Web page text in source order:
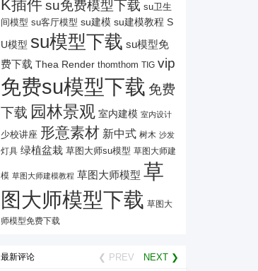
K插件su免费模型下载 su卫生
间模型 su客厅模型 su建模 su建模教程 S
U模型 su模型下载 su模型免
费下载 Thea Render thomthom TIG vip
免费su模型下载 免费
下载 园林景观 室内建模 室内设计
少校讲座 形意素材 新中式 树木 沙发
灯具 绿植盆栽 草图大师su模型 草图大师建
模 草图大师建模教程 草图大师模型 草
图大师模型下载 草图大
师模型免费下载
最新评论 ❮ PREV NEXT ❯